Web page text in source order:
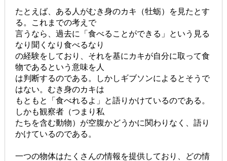
たとえば、ある人がむき身のカキ（牡蛎）を見たとす
る。これまでの考えで
言うなら、過去に「食べることができる」という見る
なり聞くなり食べるなり
の経験をしており、それを基にカキが自分に取って食
物であるという意味を人
は判断するのである。しかしギブソンによるとそうで
はない。むき身のカキは
もともと「食べれるよ」と語りかけているのである。
しかも観察者（つまり私
たちを含む動物）が空腹かどうかに関わりなく、語り
かけているのである。
一つの物体はたくさんの情報を提供しており、どの情